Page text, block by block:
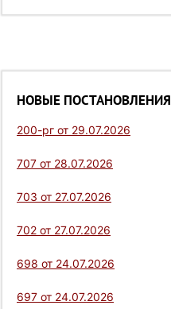
НОВЫЕ ПОСТАНОВЛЕНИЯ
200-рг от 29.07.2026
707 от 28.07.2026
703 от 27.07.2026
702 от 27.07.2026
698 от 24.07.2026
697 от 24.07.2026